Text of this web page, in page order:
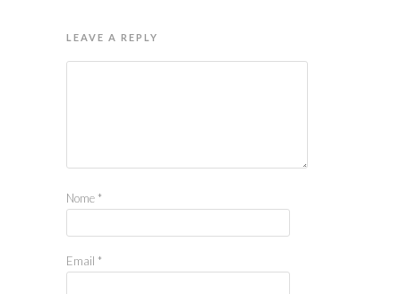
LEAVE A REPLY
Nome *
Email *